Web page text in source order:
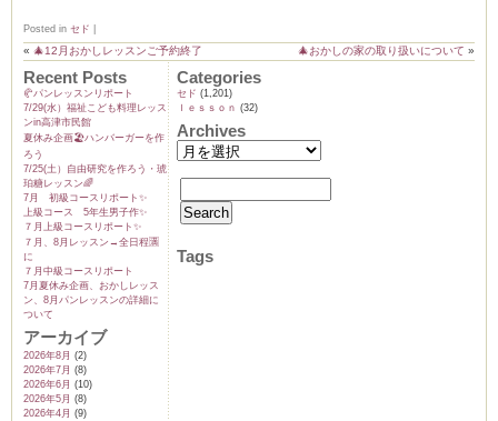
Posted in セド
« 🎄12月おかしレッスンご予約終了 🎄おかしの家の取り扱いについて »
Recent Posts
🥐パンレッスンリポート
7/29(水）福祉こども料理レッス
ンin高津市民館
夏休み企画🏖️ハンバーガーを作
ろう
7/25(土）自由研究を作ろう・琥
珀糖レッスン🌈
7月 初級コースリポート✨️
上級コース 5年生男子作✨️
７月上級コースリポート✨️
７月、8月レッスン→全日程🈵
に
７月中級コースリポート
7月夏休み企画、おかしレッス
ン、8月パンレッスンの詳細に
ついて
アーカイブ
2026年8月 (2)
2026年7月 (8)
2026年6月 (10)
2026年5月 (8)
2026年4月 (9)
Categories
セド (1,201)
ｌｅｓｓｏｎ (32)
Archives
Tags